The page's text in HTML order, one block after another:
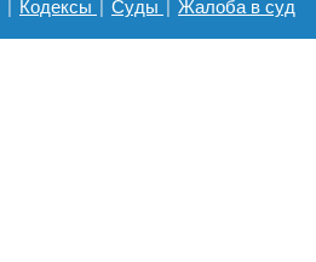
| Кодексы | Суды | Жалоба в суд